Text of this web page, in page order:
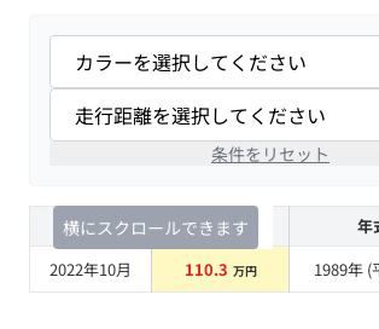
条件をリセット
横にスクロールできます
査定時期 セルカ実績 年
2022年10月
110.3 万円 1989年 (